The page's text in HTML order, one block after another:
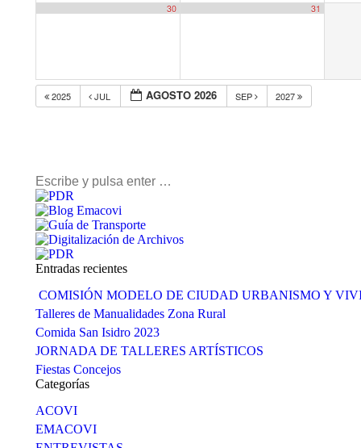
30 31
2025 JUL AGOSTO 2026 SEP 2027
Buscar:
Entradas recientes
COMISIÓN MODELO DE CIUDAD URBANISMO Y
Talleres de Manualidades Zona Rural
Comida San Isidro 2023
JORNADA DE TALLERES ARTÍSTICOS
Fiestas Concejos
Categorías
ACOVI
EMACOVI